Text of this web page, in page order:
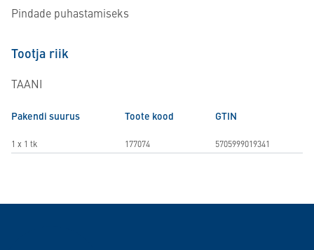
Pindade puhastamiseks
Tootja riik
TAANI
Pakendi suurus Toote kood GTIN
1 x 1 tk 177074 5705999019341